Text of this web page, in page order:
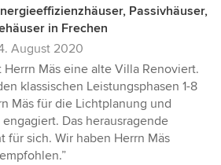
Passivhäuser,
in Frechen
August 2020
Herrn Mäs eine alte Villa Renoviert.
klassischen Leistungsphasen 1-8
Mäs für die Lichtplanung und
Das herausragende
für sich. Wir haben Herrn Mäs